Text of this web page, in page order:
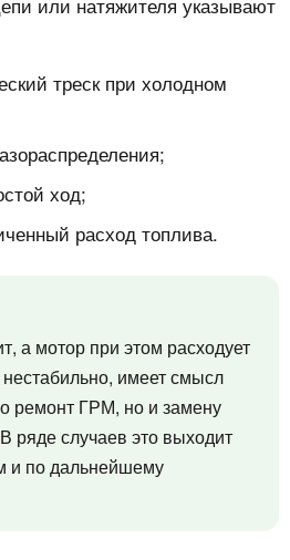
треск при холодном
ход;
расход топлива.
а мотор при этом расходует
имеет смысл
ремонт ГРМ, но и замену
ряде случаев это выходит
и по дальнейшему